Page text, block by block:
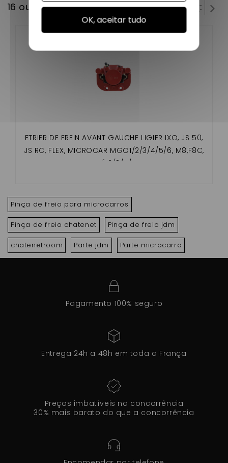
16 outros produtos na mesma categoria:
ETRIER DE FREIN AVANT GAUCHE LIGIER IXO, JS 50,
JS RC, FLEX, MICROCAR MGO1/2/3/4/5/6, M8,F8C,
DUÉ 2/3/4/5
Pinça de freio para microcarros
Pinça de freio chatenet Pinça de freio jdm
chatenetroom Parte jdm Parte microcarro
Pagamento 100% seguro
Entrega 24h a 48h em toda a França
Preços imbatíveis na concorrência
30% mais barato do que a concorrência
OK, aceitar tudo